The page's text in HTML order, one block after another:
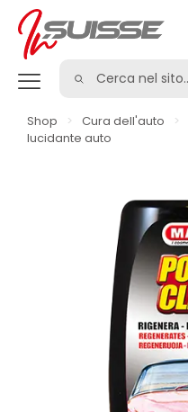
Shop > Cura dell'auto >
lucidante auto